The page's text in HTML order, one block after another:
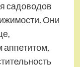
садоводов
Они